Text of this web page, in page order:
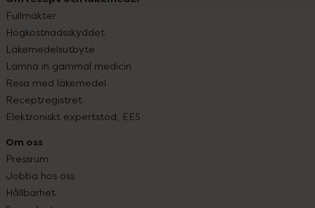
Fullmakter
Högkostnadsskyddet
Läkemedelsutbyte
Lämna in gammal medicin
Resa med läkemedel
Receptregistret
Elektroniskt expertstöd, EES
Om oss
Pressrum
Jobba hos oss
Hållbarhet